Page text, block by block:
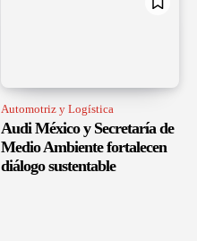
Automotriz y Logística
Audi México y Secretaría de
Medio Ambiente fortalecen
diálogo sustentable